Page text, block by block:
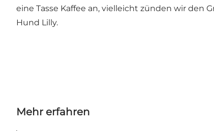
eine Tasse Kaffee an, vielleicht zünden wir den
Hund Lilly.
Mehr erfahren